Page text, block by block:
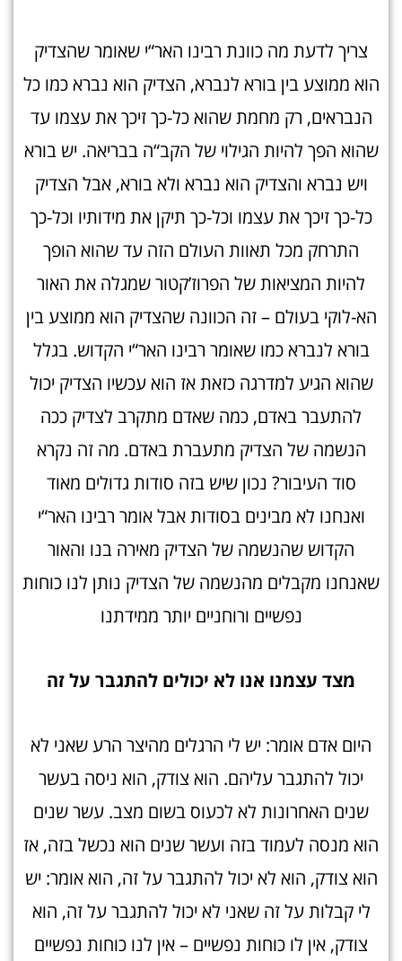
צריך לדעת מה כוונת רבינו האר“י שאומר שהצדיק
הוא ממוצע בין בורא לנברא, הצדיק הוא נברא כמו כל
הנבראים, רק מחמת שהוא כל-כך זיכך את עצמו עד
שהוא הפך להיות הגילוי של הקב“ה בבריאה. יש בורא
ויש נברא והצדיק הוא נברא ולא בורא, אבל הצדיק
כל-כך זיכך את עצמו וכל-כך תיקן את מידותיו וכל-כך
התרחק מכל תאוות העולם הזה עד שהוא הופך
להיות המציאות של הפרוז’קטור שמגלה את האור
הא-לוקי בעולם – זה הכוונה שהצדיק הוא ממוצע בין
בורא לנברא כמו שאומר רבינו האר“י הקדוש. בגלל
שהוא הגיע למדרגה כזאת אז הוא עכשיו הצדיק יכול
להתעבר באדם, כמה שאדם מתקרב לצדיק ככה
הנשמה של הצדיק מתעברת באדם. מה זה נקרא
סוד העיבור? נכון שיש בזה סודות גדולים מאוד
ואנחנו לא מבינים בסודות אבל אומר רבינו האר“י
הקדוש שהנשמה של הצדיק מאירה בנו והאור
שאנחנו מקבלים מהנשמה של הצדיק נותן לנו כוחות
נפשיים ורוחניים יותר ממידתנו
מצד עצמנו אנו לא יכולים להתגבר על זה
היום אדם אומר: יש לי הרגלים מהיצר הרע שאני לא
יכול להתגבר עליהם. הוא צודק, הוא ניסה בעשר
שנים האחרונות לא לכעוס בשום מצב. עשר שנים
הוא מנסה לעמוד בזה ועשר שנים הוא נכשל בזה, אז
הוא צודק, הוא לא יכול להתגבר על זה, הוא אומר: יש
לי קבלות על זה שאני לא יכול להתגבר על זה, הוא
צודק, אין לו כוחות נפשיים – אין לנו כוחות נפשיים